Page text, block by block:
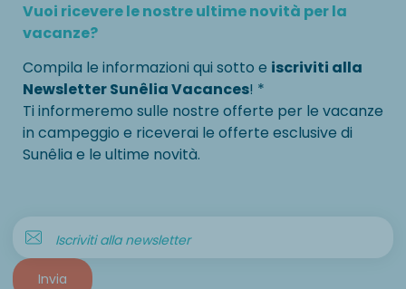
Vuoi ricevere le nostre ultime novità per la
vacanze?
Compila le informazioni qui sotto e iscriviti alla
Newsletter Sunêlia Vacances! *
Ti informeremo sulle nostre offerte per le vacanze
in campeggio e riceverai le offerte esclusive di
Sunêlia e le ultime novità.
Iscriviti alla newsletter
Invia